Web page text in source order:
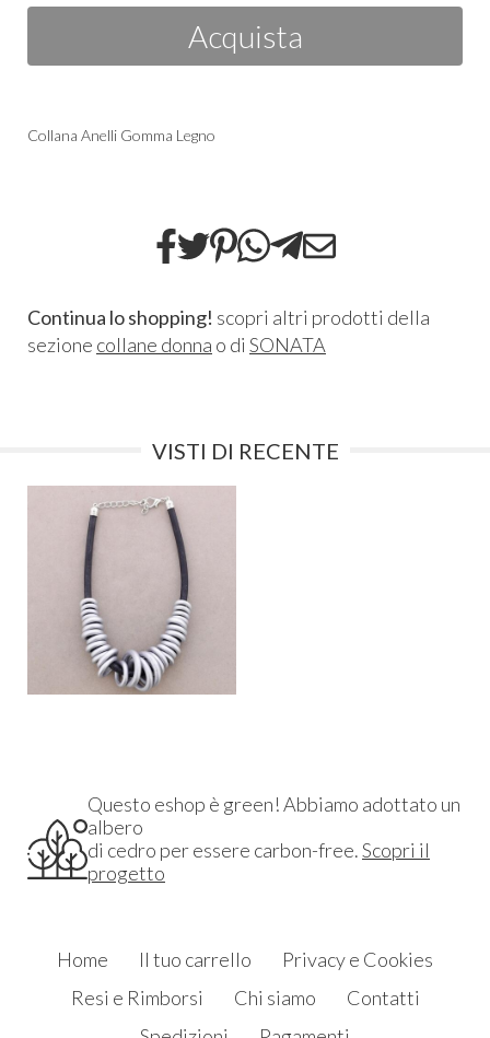
Acquista
Collana Anelli Gomma Legno
Continua lo shopping! scopri altri prodotti della
sezione collane donna o di SONATA
VISTI DI RECENTE
Questo eshop è green! Abbiamo adottato un
albero
di cedro per essere carbon-free.Scopri il
progetto
Home Il tuo carrello
Privacy e Cookies
Resi e Rimborsi
Chi siamo
Contatti